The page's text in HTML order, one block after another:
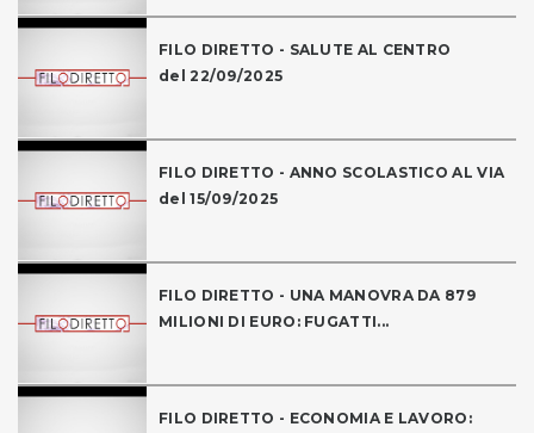
FILO DIRETTO - SALUTE AL CENTRO
del 22/09/2025
FILO DIRETTO - ANNO SCOLASTICO AL VIA
del 15/09/2025
FILO DIRETTO - UNA MANOVRA DA 879
MILIONI DI EURO: FUGATTI...
FILO DIRETTO - ECONOMIA E LAVORO: